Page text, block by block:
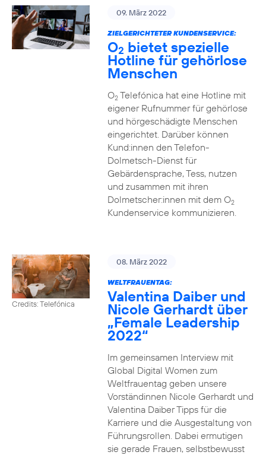
09. März 2022
ZIELGERICHTETER KUNDENSERVICE:
O2 bietet spezielle
Hotline für gehörlose
Menschen
O2Telefónica hat eine Hotline mit
eigener Rufnummer für gehörlose
und hörgeschädigte Menschen
eingerichtet. Darüber können
Kund:innen den Telefon-
Dolmetsch-Dienst für
Gebärdensprache, Tess, nutzen
und zusammen mit ihren
Dolmetscher:innen mit dem O2
Kundenservice kommunizieren.
Credits: Telefónica
08. März 2022
WELTFRAUENTAG:
Valentina Daiber und
Nicole Gerhardt über
„Female Leadership
2022“
Im gemeinsamen Interview mit
Global Digital Women zum
Weltfrauentag geben unsere
Vorständinnen Nicole Gerhardt und
Valentina Daiber Tipps für die
Karriere und die Ausgestaltung von
Führungsrollen. Dabei ermutigen
sie gerade Frauen, selbstbewusst